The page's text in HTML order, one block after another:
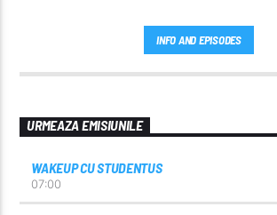
INFO AND EPISODES
URMEAZA EMISIUNILE
WAKEUP CU STUDENTUS
07:00